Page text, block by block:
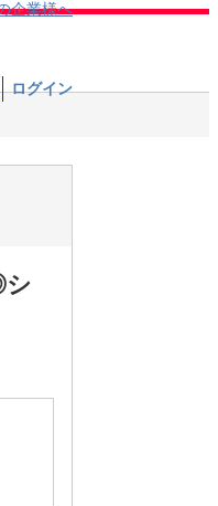
企業様へ
ログイン
シ